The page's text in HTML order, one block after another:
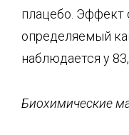
плацебо. Эффект
определяемый
наблюдается у
Биохимические